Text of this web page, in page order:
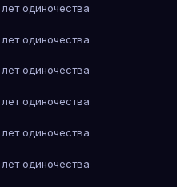
одиночества
одиночества
одиночества
одиночества
одиночества
одиночества